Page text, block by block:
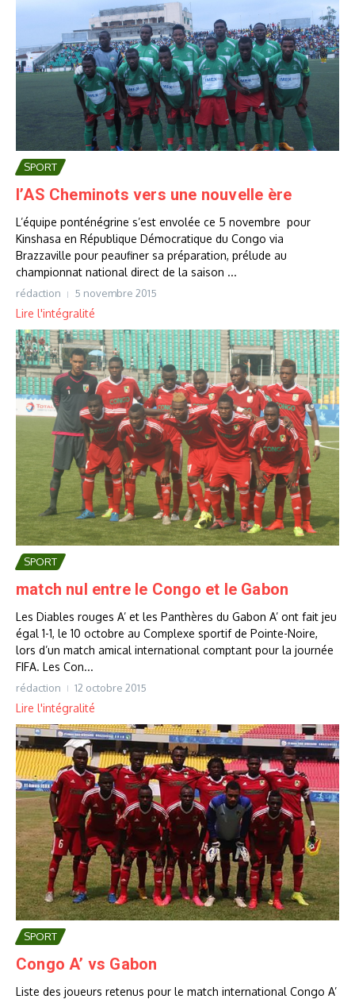
SPORT
l’AS Cheminots vers une nouvelle ère
L’équipe ponténégrine s’est envolée ce 5 novembre pour
Kinshasa en République Démocratique du Congo via
Brazzaville pour peaufiner sa préparation, prélude au
championnat national direct de la saison ...
rédaction 5 novembre 2015
Lire l'intégralité
SPORT
match nul entre le Congo et le Gabon
Les Diables rouges A’ et les Panthères du Gabon A’ ont fait jeu
égal 1-1, le 10 octobre au Complexe sportif de Pointe-Noire,
lors d’un match amical international comptant pour la journée
FIFA. Les Con...
rédaction 12 octobre 2015
Lire l'intégralité
SPORT
Congo A’ vs Gabon
Liste des joueurs retenus pour le match international Congo A’